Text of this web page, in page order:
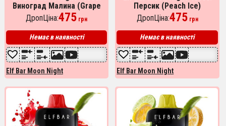
Виноград Малина (Grape
Raspberry)
ДропЦіна:475 грн
Немає в наявності
Elf Bar Moon Night
Персик (Peach Ice)
ДропЦіна:475грн
Немає в наявності
Elf Bar Moon Night